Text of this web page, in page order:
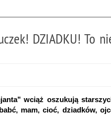
DZIADKU! To
wciąż oszukują
mam, cioć, dziadków,